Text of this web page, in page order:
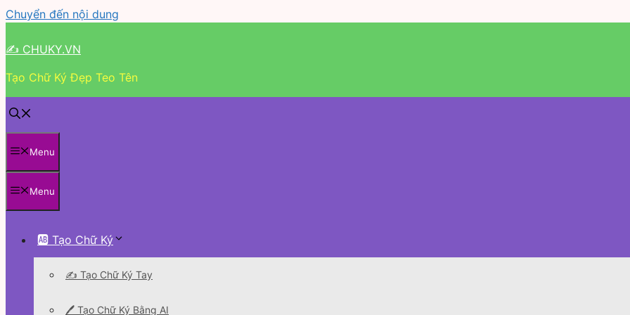
Chuyển đến nội dung
✍ CHUKY.VN
Tạo Chữ Ký Đẹp Teo Tên
Menu
Menu
🆎 Tạo Chữ Ký
✍️ Tạo Chữ Ký Tay
🖊 Tạo Chữ Ký Bằng AI